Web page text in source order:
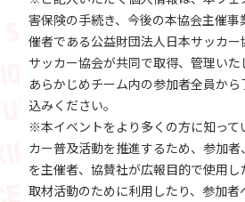
害保険の手続き、今後の本協会主催
催者である公益財団法人日本サッカ
サッカー協会が共同で取得、管理いた
あらかじめチーム内の参加者全員か
込みください。
※本イベントをより多くの方に知って
カー普及活動を推進するため、参加
を主催者、協賛社が広報目的で使用し
取材活動のために利用したり、参加